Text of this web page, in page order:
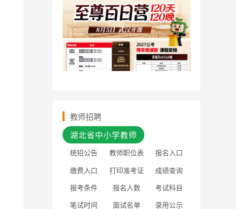
教师招聘
湖北省中小学教师
统招公告 教师职位表 报名入口
缴费入口 打印准考证 成绩查询
报考条件 报名人数 考试科目
笔试时间 面试名单 录用公示